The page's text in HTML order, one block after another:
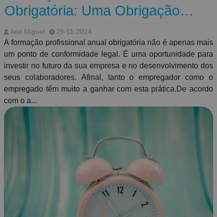
Assinalar o Dia Mundial do AVC é uma oportunidade para
educar, partilhar e agir. Com pequenas mudanças no dia a
dia e maior consciência dos sinais de alerta, podemos
reduzir o impacto desta doença e salvar vidas.
Obrigatória: Uma Obrigação
Legal e Uma Oportunidade de
Crescimento para Todos
Ana Miguel 29-11-2024
A formação profissional anual obrigatória não é apenas mais
um ponto de conformidade legal. É uma oportunidade para
investir no futuro da sua empresa e no desenvolvimento dos
seus colaboradores. Afinal, tanto o empregador como o
empregado têm muito a ganhar com esta prática.De acordo
com o a...